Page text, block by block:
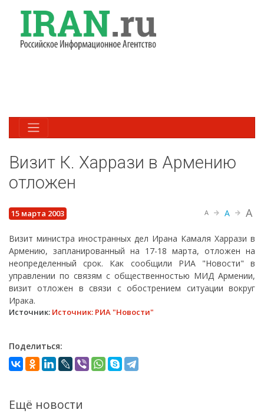
Визит К. Харрази в Армению
отложен
15 марта 2003 A A A
Визит министра иностранных дел Ирана Камаля Харрази в
Армению, запланированный на 17-18 марта, отложен на
неопределенный срок. Как сообщили РИА "Новости" в
управлении по связям с общественностью МИД Армении,
визит отложен в связи с обострением ситуации вокруг
Ирака.
Источник: Источник: РИА "Новости"
Поделиться:
Ещё новости